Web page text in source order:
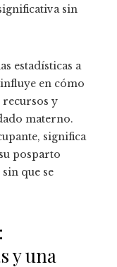
sin
estadísticas a
en cómo
recursos y
materno.
significa
posparto
que se
y una